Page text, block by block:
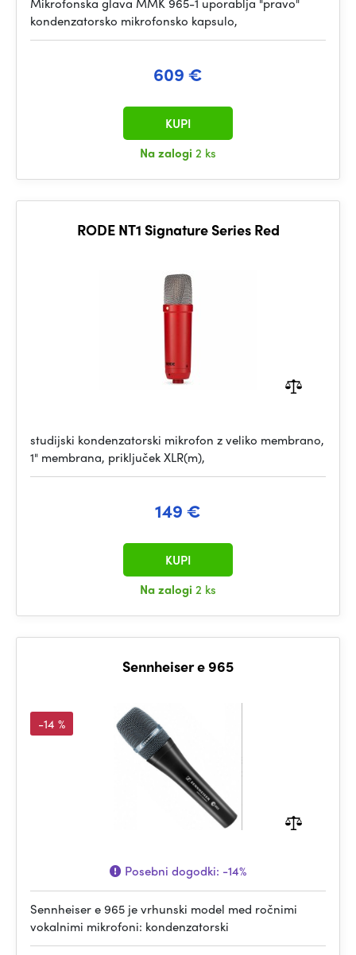
kondenzatorsko mikrofonsko kapsulo,
609 €
Na zalogi 2 ks
KUPI
RODE NT1 Signature Series Red
studijski kondenzatorski mikrofon z veliko membrano,
1" membrana, priključek XLR(m),
149 €
Na zalogi 2 ks
KUPI
Sennheiser e 965
-14 %
Posebni dogodki: -14%
Sennheiser e 965 je vrhunski model med ročnimi
vokalnimi mikrofoni: kondenzatorski